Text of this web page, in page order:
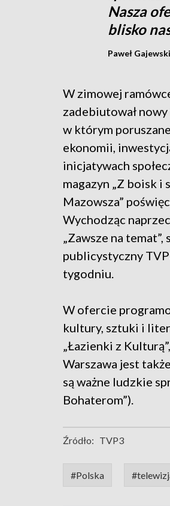
Nasza
blisko
Paweł
W zimowej
zadebiutował
w którym
ekonomii,
inicjatywach
magazyn „Z boisk i
Mazowsza”
Wychodząc
„Zawsze na
publicystyczny
tygodniu.
W ofercie
kultury, sztuki i
„Łazienki z
Warszawa jest
są ważne ludzkie
Bohaterom”).
Źródło: TVP3
#Polska